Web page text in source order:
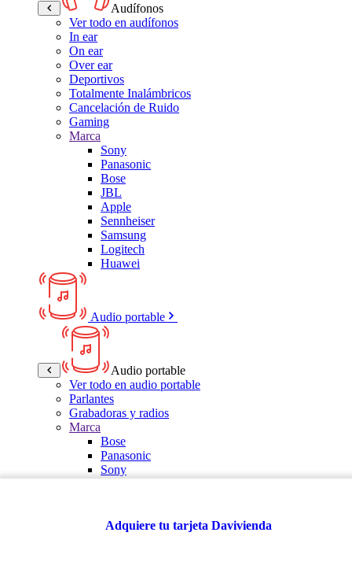
Audífonos
Ver todo en audífonos
In ear
On ear
Over ear
Deportivos
Totalmente Inalámbricos
Cancelación de Ruido
Gaming
Marca
Sony
Panasonic
Bose
JBL
Apple
Sennheiser
Samsung
Logitech
Huawei
Audio portable
Audio portable
Ver todo en audio portable
Parlantes
Grabadoras y radios
Marca
Bose
Panasonic
Sony
Multitech
Adquiere tu tarjeta Davivienda